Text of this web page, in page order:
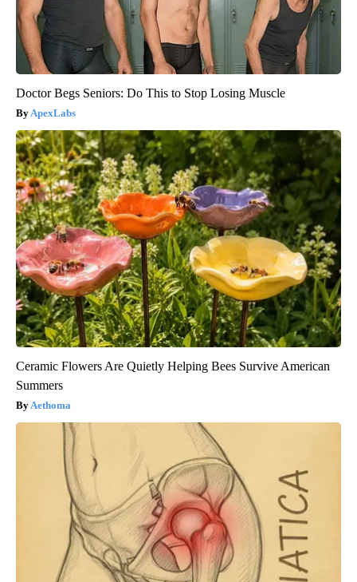
Doctor Begs Seniors: Do This to Stop Losing Muscle
ApexLabs
Ceramic Flowers Are Quietly Helping Bees Survive American
Summers
Aethoma